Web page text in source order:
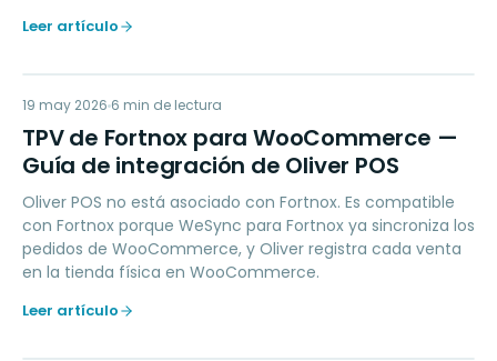
Leer artículo
TD
ACCOUNTING
19 may 2026 6 min de lectura
TPV de Fortnox para WooCommerce —
Guía de integración de Oliver POS
Oliver POS no está asociado con Fortnox. Es compatible
con Fortnox porque WeSync para Fortnox ya sincroniza los
pedidos de WooCommerce, y Oliver registra cada venta
en la tienda física en WooCommerce.
Leer artículo